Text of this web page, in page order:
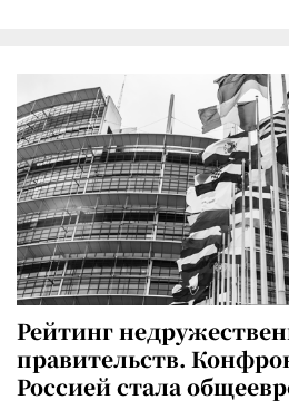
Рейтинг
правительств.
Россией стала